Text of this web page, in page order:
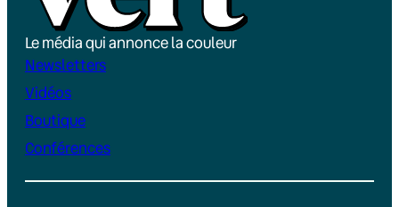
Le média qui annonce la couleur
Newsletters
Vidéos
Boutique
Conférences